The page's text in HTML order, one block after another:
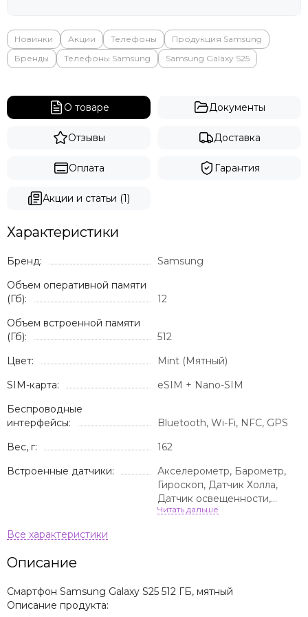
Новинки Акции Телефоны
Продукция Samsung
Бренды
Телефоны Samsung Samsung Galaxy S25
О товаре Документы
Отзывы Доставка
Оплата Гарантия
Акции и статьи (1)
Характеристики
Бренд:
Samsung
Объем оперативной памяти
(Гб):
12
Объем встроенной памяти
(Гб):
512
Цвет:
Mint (Мятный)
SIM-карта:
eSIM + Nano-SIM
Беспроводные
интерфейсы:
Bluetooth, Wi-Fi, NFC, GPS
Вес, г:
162
Встроенные датчики:
Акселерометр, Барометр,
Гироскоп, Датчик Холла,
Датчик освещенности,
Сканер отпечатка пальца,
Описание
Смартфон Samsung Galaxy S25 512 ГБ, мятный
Описание продукта: